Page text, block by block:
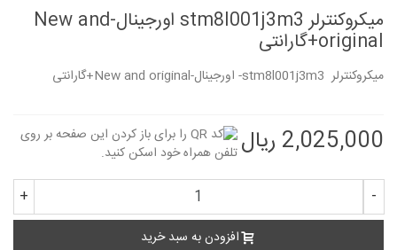
میکروکنترلر stm8l001j3m3 اورجینال-New and
original+گارانتی
میکروکنترلر stm8l001j3m3- اورجینال-New and original+گارانتی
2,025,000 ریال
-
+
افزودن به سبد خرید